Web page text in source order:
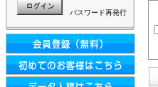
パスワード再発行